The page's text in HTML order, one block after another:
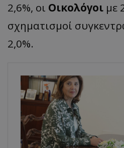
2,6%, οι Οικολόγοι με
σχηματισμοί
2,0%.